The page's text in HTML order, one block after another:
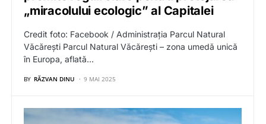
„miracolului ecologic” al Capitalei
Credit foto: Facebook / Administrația Parcul Natural
Văcărești Parcul Natural Văcărești – zona umedă unică
în Europa, aflată…
BY RĂZVAN DINU 9 MAI 2025